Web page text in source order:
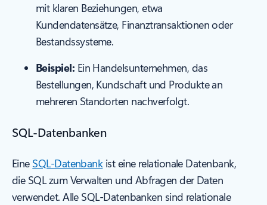
mit klaren Beziehungen, etwa
Kundendatensätze, Finanztransaktionen oder
Bestandssysteme.
Beispiel: Ein Handelsunternehmen, das
Bestellungen, Kundschaft und Produkte an
mehreren Standorten nachverfolgt.
SQL-Datenbanken
Eine SQL-Datenbankist eine relationale Datenbank,
die SQL zum Verwalten und Abfragen der Daten
verwendet. Alle SQL-Datenbanken sind relationale